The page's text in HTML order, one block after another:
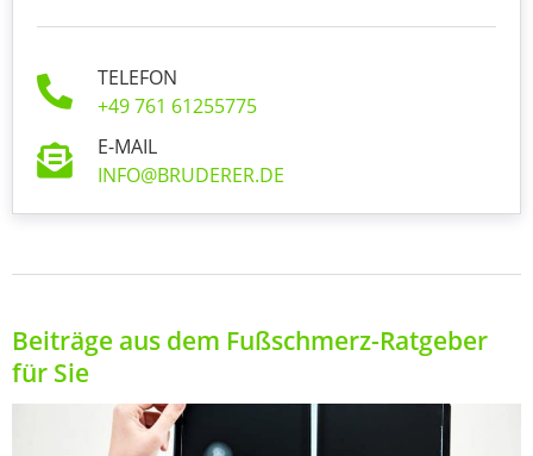
TELEFON
+49 761 61255775
E-MAIL
INFO@BRUDERER.DE
Beiträge aus dem Fußschmerz-Ratgeber
für Sie